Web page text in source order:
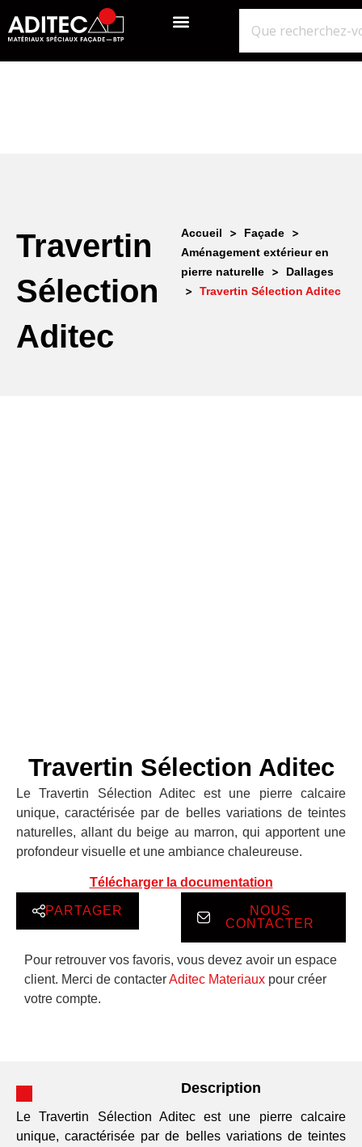
Travertin
Sélection
Aditec
Accueil > Façade >
Aménagement extérieur en
pierre naturelle
> Dallages
> Travertin Sélection Aditec
Travertin Sélection Aditec
Le Travertin Sélection Aditec est une pierre calcaire
unique, caractérisée par de belles variations de teintes
naturelles, allant du beige au marron, qui apportent une
profondeur visuelle et une ambiance chaleureuse.
Télécharger la documentation
PARTAGER
NOUS
CONTACTER
Pour retrouver vos favoris, vous devez avoir un espace
client. Merci de contacterAditec Materiaux pour créer
votre compte.
Description
Le Travertin Sélection Aditec est une pierre calcaire
unique, caractérisée par de belles variations de teintes